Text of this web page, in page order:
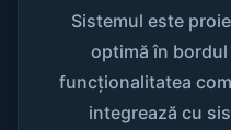
Sistemul este
optimă în
funcționalitatea
integrează cu